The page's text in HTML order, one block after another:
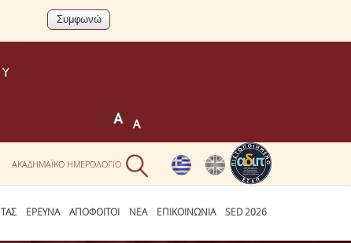
ΑΚΑΔΗΜΑΪΚΟ ΗΜΕΡΟΛΟΓΙΟ
ΕΡΕΥΝΑ ΑΠΟΦΟΙΤΟΙ ΝΕΑ ΕΠΙΚΟΙΝΩΝΙΑ SED 2026